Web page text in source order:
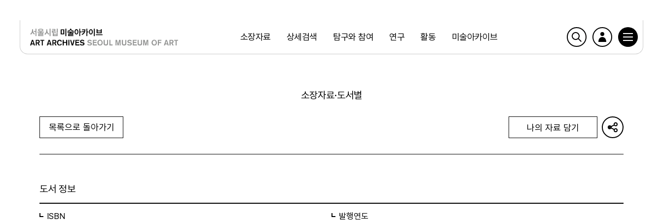
소장자료 상세검색 탐구와 참여 연구 활동 미술아카이브
검색
로그인
소장자료·도서별
목록으로 돌아가기 나의 자료 담기
도서 정보
ISBN 발행연도